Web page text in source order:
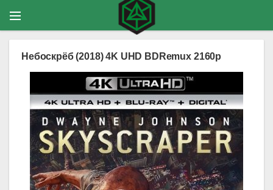
Небоскрёб (2018) 4K UHD BDRemux 2160p